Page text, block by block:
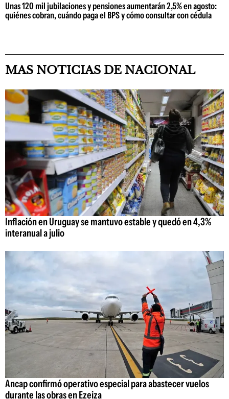
Unas 120 mil jubilaciones y pensiones aumentarán 2,5% en agosto:
quiénes cobran, cuándo paga el BPS y cómo consultar con cédula
MAS NOTICIAS DE NACIONAL
Inflación en Uruguay se mantuvo estable y quedó en 4,3%
interanual a julio
Ancap confirmó operativo especial para abastecer vuelos
durante las obras en Ezeiza